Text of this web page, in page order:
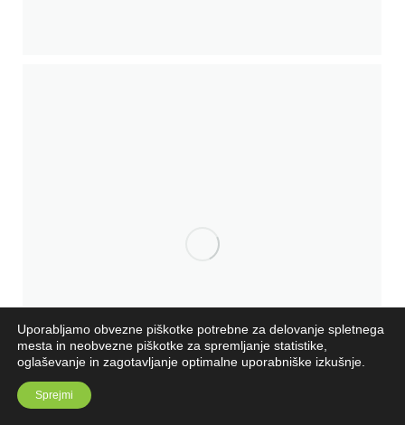
Uporabljamo obvezne piškotke potrebne za delovanje spletnega
mesta in neobvezne piškotke za spremljanje statistike,
oglaševanje in zagotavljanje optimalne uporabniške izkušnje.
Sprejmi